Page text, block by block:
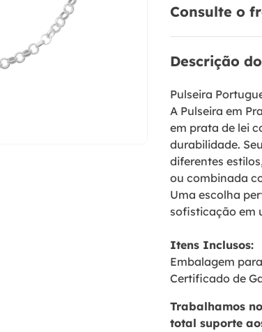
Consulte o
Descrição
Pulseira
A Pulseira em
em prata de lei
durabilidade.
diferentes
ou combinada
Uma escolha
sofisticação em
Itens Inclusos:
Embalagem
Certificado de
Trabalhamos
total suporte